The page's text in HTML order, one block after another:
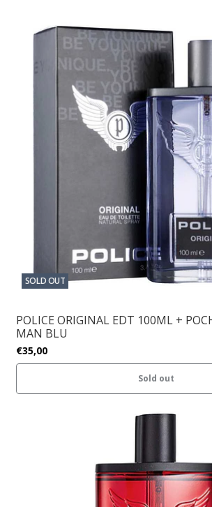
SOLD OUT
POLICE ORIGINAL EDT 100ML +
MAN BLU
€35,00
Sold out